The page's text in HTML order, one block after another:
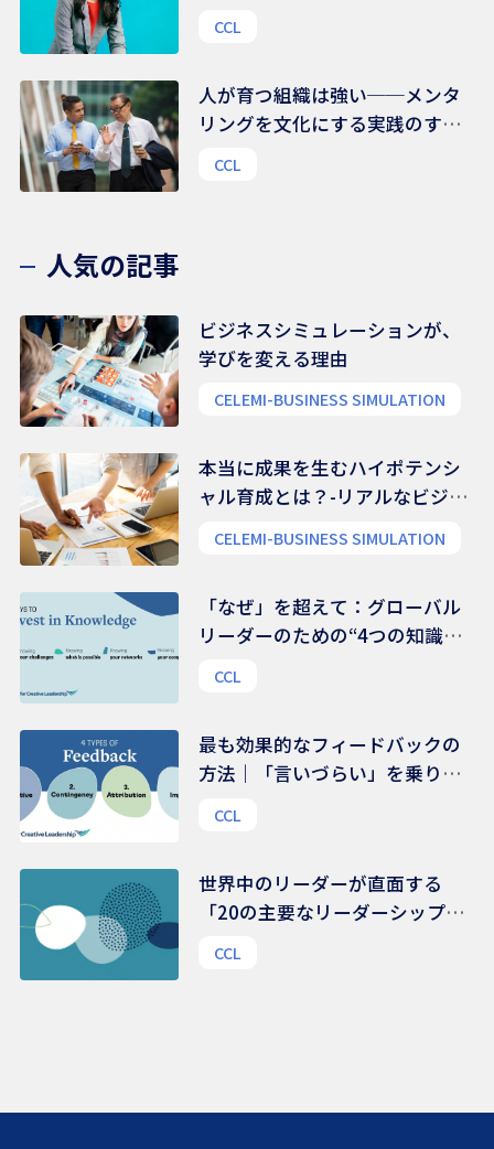
CCL
人が育つ組織は強い──メンタ
リングを文化にする実践のすす
CCL
人気の記事
ビジネスシミュレーションが、
学びを変える理由
CELEMI-BUSINESS SIMULATION
本当に成果を生むハイポテンシ
ャル育成とは？-リアルなビジネ
CELEMI-BUSINESS SIMULATION
「なぜ」を超えて：グローバル
リーダーのための“4つの知識領
CCL
最も効果的なフィードバックの
方法｜「言いづらい」を乗り越
CCL
世界中のリーダーが直面する
「20の主要なリーダーシップ課
CCL